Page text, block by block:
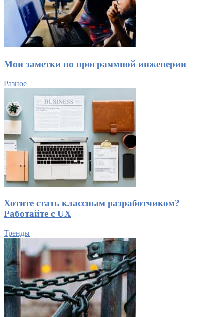
Мои заметки по программной инженерии
Разное
Хотите стать классным разработчиком?
Работайте с UX
Тренды